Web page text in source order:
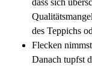
dass sich
des Teppichs
Flecken
Danach tupfst